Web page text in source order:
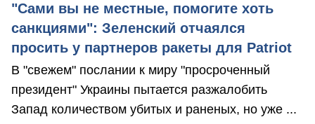
"Сами вы не местные, помогите хоть
санкциями": Зеленский отчаялся
просить у партнеров ракеты для Patriot
В "свежем" послании к миру "просроченный
президент" Украины пытается разжалобить
Запад количеством убитых и раненых, но уже ...